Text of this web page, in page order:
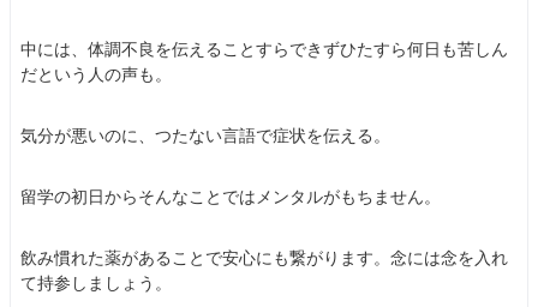
中には、体調不良を伝えることすらできずひたすら何日も苦しん
だという人の声も。
気分が悪いのに、つたない言語で症状を伝える。
留学の初日からそんなことではメンタルがもちません。
飲み慣れた薬があることで安心にも繋がります。念には念を入れ
て持参しましょう。